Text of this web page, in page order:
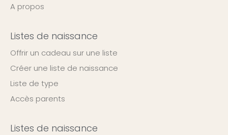
A propos
Listes de naissance
Offrir un cadeau sur une liste
Créer une liste de naissance
Liste de type
Accès parents
Listes de naissance